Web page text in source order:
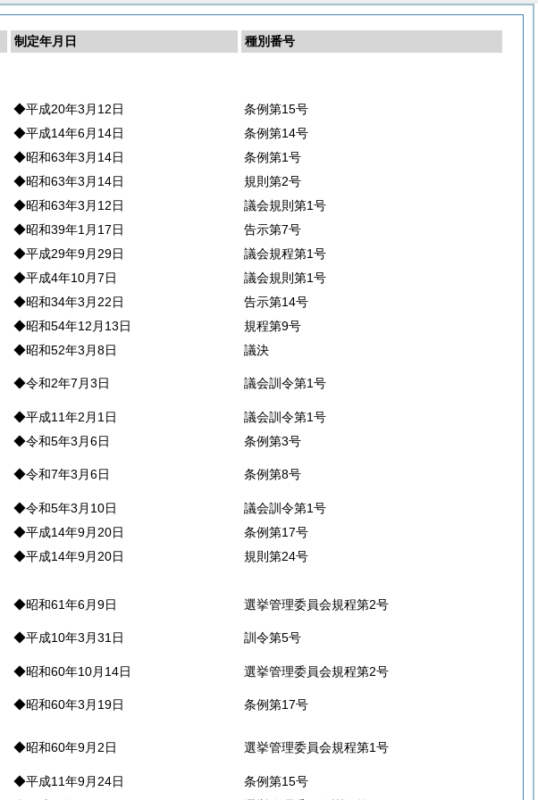
制定年月日
種別番号
◆平成20年3月12日
条例第15号
◆平成14年6月14日
条例第14号
◆昭和63年3月14日
条例第1号
◆昭和63年3月14日
規則第2号
◆昭和63年3月12日
議会規則第1号
◆昭和39年1月17日
告示第7号
◆平成29年9月29日
議会規程第1号
◆平成4年10月7日
議会規則第1号
◆昭和34年3月22日
告示第14号
◆昭和54年12月13日
規程第9号
◆昭和52年3月8日
議決
◆令和2年7月3日 議会訓令第1号
◆平成11年2月1日
議会訓令第1号
◆令和5年3月6日
条例第3号
◆令和7年3月6日 条例第8号
◆令和5年3月10日
議会訓令第1号
◆平成14年9月20日
条例第17号
◆平成14年9月20日
規則第24号
◆昭和61年6月9日
選挙管理委員会規程第2号
◆平成10年3月31日 訓令第5号
◆昭和60年10月14日
選挙管理委員会規程第2号
◆昭和60年3月19日 条例第17号
◆昭和60年9月2日 選挙管理委員会規程第1号
◆平成11年9月24日
条例第15号